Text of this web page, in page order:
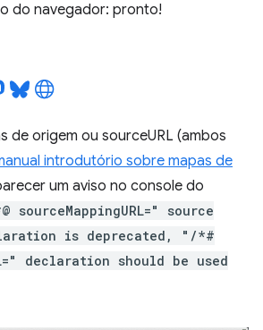
do navegador: pronto!
de origem ou sourceURL (ambos
introdutório sobre mapas de
um aviso no console do
sourceMappingURL=" source
is deprecated, "/*#
declaration should be used